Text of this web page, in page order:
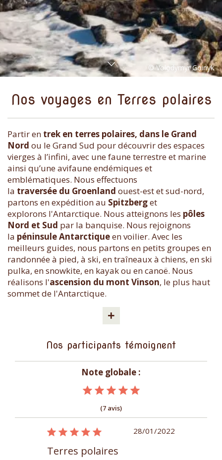
Nos voyages en Terres polaires
Partir en trek en terres polaires, dans le Grand
Nord ou le Grand Sud pour découvrir des espaces
vierges à l’infini, avec une faune terrestre et marine
ainsi qu’une avifaune endémiques et
emblématiques. Nous effectuons
la traversée du Groenland ouest-est et sud-nord,
partons en expédition au Spitzberget
explorons l'Antarctique. Nous atteignons les pôles
Nord et Sud par la banquise. Nous rejoignons
la péninsule Antarctiqueen voilier. Avec les
meilleurs guides, nous partons en petits groupes en
randonnée à pied, à ski, en traîneaux à chiens, en ski
pulka, en snowkite, en kayak ou en canoë. Nous
réalisons l'ascension du mont Vinson, le plus haut
sommet de l'Antarctique.
+
Nos participants témoignent
Note globale :
(7 avis)
28/01/2022
Terres polaires